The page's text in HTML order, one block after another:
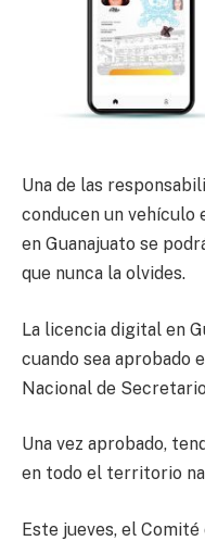
Una de las
conducen un vehículo
en Guanajuato se
que nunca la olvides.
La licencia digital en
cuando sea aprobado
Nacional de
Una vez aprobado,
en todo el territorio
Este jueves, el